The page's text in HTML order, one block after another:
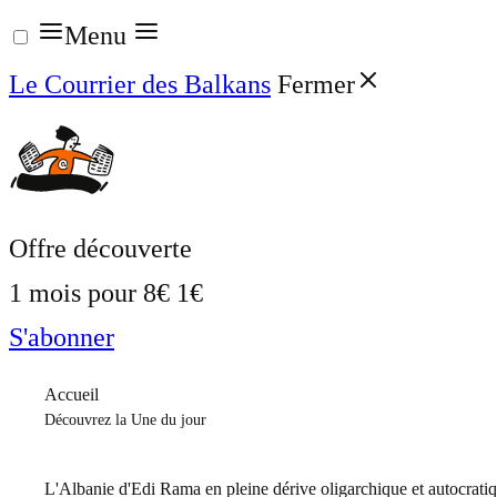
Aller
au
contenu
Menu
Le Courrier des Balkans Fermer
Offre découverte
1 mois pour 8€ 1€
S'abonner
Accueil
Découvrez la Une du jour
L'Albanie d'Edi Rama en pleine dérive oligarchique et